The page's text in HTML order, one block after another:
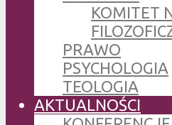
KOMITET
PRAWO
PSYCHOLOGIA
TEOLOGIA
AKTUALNOŚCI